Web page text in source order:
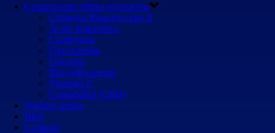
Componentes última generación
Colágeno Bioactivo tipo II
Ácido hialurónico
Condroitina
Glucosamina
Cúrcuma
Boswellia serrata
Vitamina C
Cannabidiol (CBD)
Quiénes somos
Blog
Contacto